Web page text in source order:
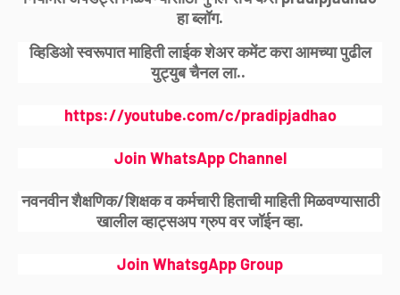
हा ब्लॉग.
व्हिडिओ स्वरूपात माहिती लाईक शेअर कमेंट करा आमच्या पुढील
युट्युब चैनल ला..
https://youtube.com/c/pradipjadhao
Join WhatsApp Channel
नवनवीन शैक्षणिक/शिक्षक व कर्मचारी हिताची माहिती मिळवण्यासाठी
खालील व्हाट्सअप ग्रुप वर जॉईन व्हा.
Join WhatsgApp Group